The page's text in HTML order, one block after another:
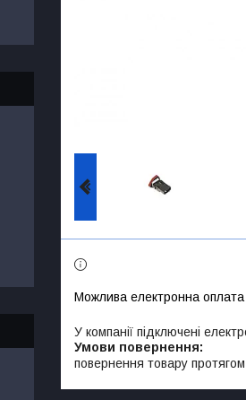
У компанії підключені
повернення товару